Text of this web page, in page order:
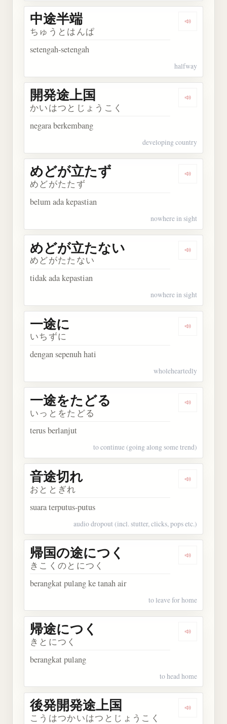
Dengarkan
中途半端
ちゅうとはんぱ
setengah-setengah
halfway
Dengarkan
開発途上国
かいはつとじょうこく
negara berkembang
developing country
Dengarkan
めどが立たず
めどがたたず
belum ada kepastian
nowhere in sight
Dengarkan
めどが立たない
めどがたたない
tidak ada kepastian
nowhere in sight
Dengarkan
一途に
いちずに
dengan sepenuh hati
wholeheartedly
Dengarkan
一途をたどる
いっとをたどる
terus berlanjut
to continue (going along some trend)
Dengarkan
音途切れ
おととぎれ
suara terputus-putus
audio dropout (incl. stutter, clicks, pops etc.)
Dengarkan
帰国の途につく
きこくのとにつく
berangkat pulang ke tanah air
to leave for home
Dengarkan
帰途につく
きとにつく
berangkat pulang
to head home
Dengarkan
後発開発途上国
こうはつかいはつとじょうこく